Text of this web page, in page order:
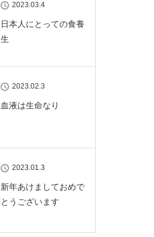
2023.03.4
日本人にとっての食養
生
2023.02.3
血液は生命なり
2023.01.3
新年あけましておめで
とうございます